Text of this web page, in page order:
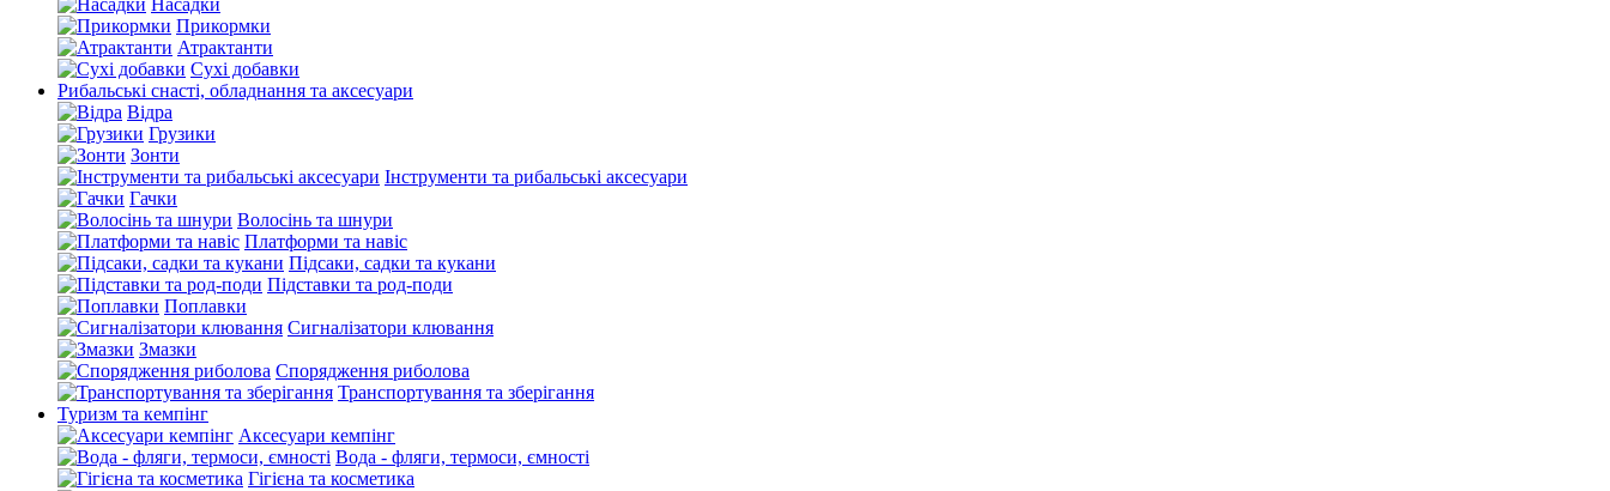
Насадки
Прикормки
Атрактанти
Сухі добавки
Рибальські снасті, обладнання та аксесуари
Відра
Грузики
Зонти
Інструменти та рибальські аксесуари
Гачки
Волосінь та шнури
Платформи та навіс
Підсаки, садки та кукани
Підставки та род-поди
Поплавки
Сигналізатори клювання
Змазки
Спорядження риболова
Транспортування та зберігання
Туризм та кемпінг
Аксесуари кемпінг
Вода - фляги, термоси, ємності
Гігієна та косметика